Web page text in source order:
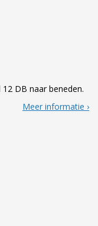
DB naar beneden.
Meer informatie